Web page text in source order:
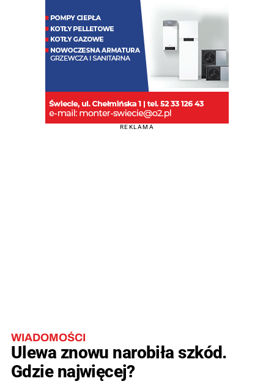
REKLAMA
WIADOMOŚCI
Ulewa znowu narobiła szkód.
Gdzie najwięcej?